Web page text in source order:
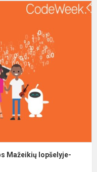
Mažeikių lopšelyje-